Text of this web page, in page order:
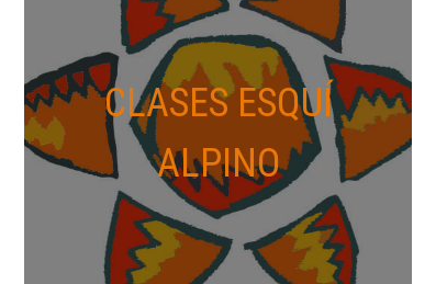
CLASES ESQUÍ
ALPINO